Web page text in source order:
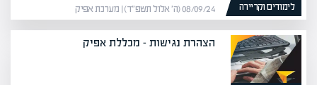
לימודים וקריירה 08/09/24 (ה׳ אלול תשפ״ד) | מערכת אפיק
הצהרת נגישות – מכללת אפיק